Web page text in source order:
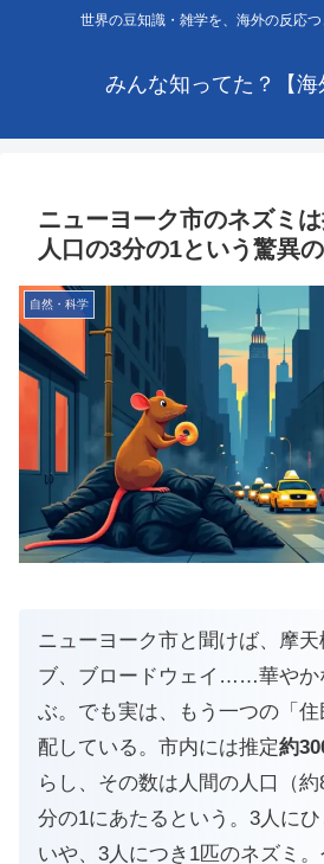
世界の豆知識・雑学を、海外の反応
みんな知ってた？【海
ニューヨーク市のネズミは
人口の3分の1という驚異
自然・科学
ニューヨーク市と聞けば、摩
ブ、ブロードウェイ……華やか
ぶ。でも実は、もう一つの「
配している。市内には推定約
らし、その数は人間の人口（
分の1にあたるという。3人に
いや、3人につき1匹のネズミ